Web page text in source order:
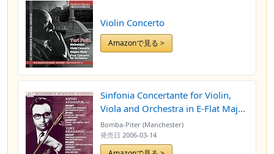
Violin Concerto
Amazonで見る >
Sinfonia Concertante for Violin,
Viola and Orchestra in E-Flat Major,
KV 364: I. Allegro maestoso
Bomba-Piter (Manchester)
発売日 2006-03-14